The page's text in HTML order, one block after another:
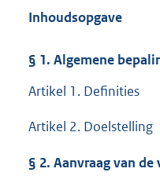
Inhoudsopgave
§ 1. Algemene
Artikel 1. Definities
Artikel 2. Doelstelling
§ 2. Aanvraag van